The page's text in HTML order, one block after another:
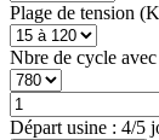
Plage de tension
Nbre de cycle
Départ usine : 4/5